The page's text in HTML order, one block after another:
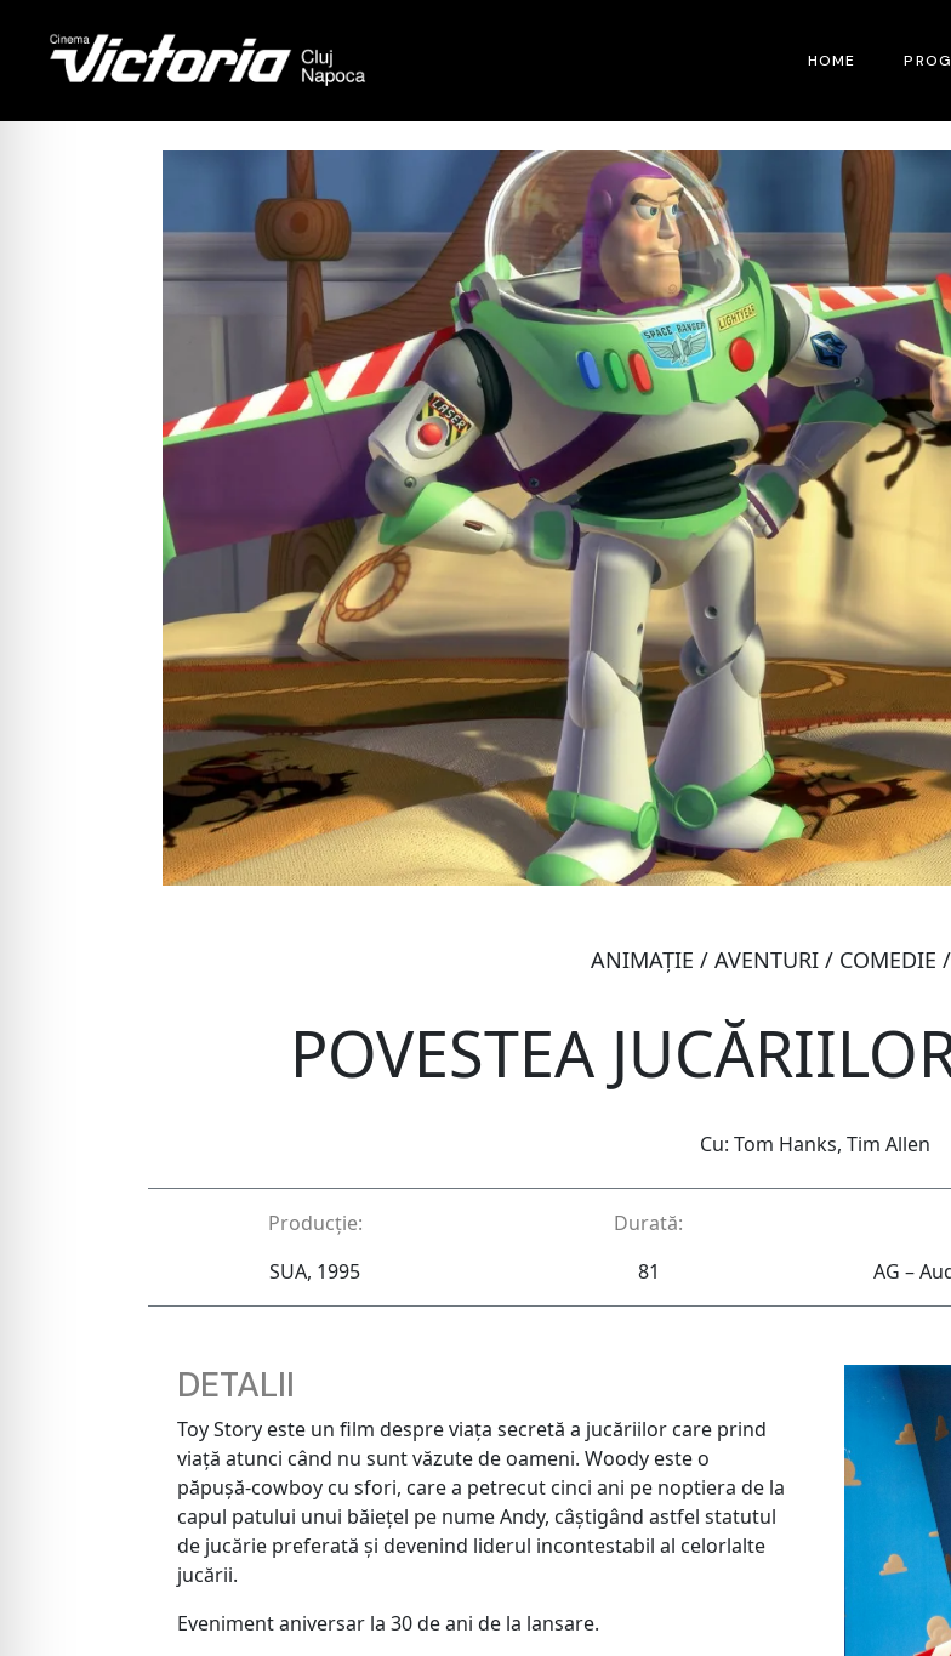
HOME
ANIMAŢIE / AVENTURI / COMEDIE
POVESTEA
Cu: Tom Hanks, Tim Allen
Producție:
SUA, 1995
Durată:
81
AG –
DETALII
Toy Story este un film despre viața secretă a jucăriilor care prind
viață atunci când nu sunt văzute de oameni. Woody este o
păpușă-cowboy cu sfori, care a petrecut cinci ani pe noptiera de la
capul patului unui băiețel pe nume Andy, câștigând astfel statutul
de jucărie preferată și devenind liderul incontestabil al celorlalte
jucării.
Eveniment aniversar la 30 de ani de la lansare.